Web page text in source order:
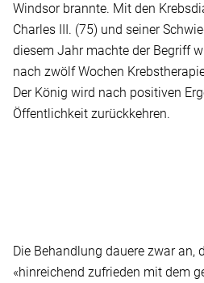
Windsor brannte. Mit den
Charles III. (75) und seiner
diesem Jahr machte der Begriff
nach zwölf Wochen
Der König wird nach positiven
Öffentlichkeit zurückkehren.
Die Behandlung dauere zwar an,
«hinreichend zufrieden mit dem